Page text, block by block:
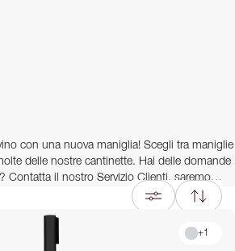
con una nuova maniglia! Scegli tra maniglie
delle nostre cantinette. Hai delle domande
Contatta il nostro Servizio Clienti, saremo
+1